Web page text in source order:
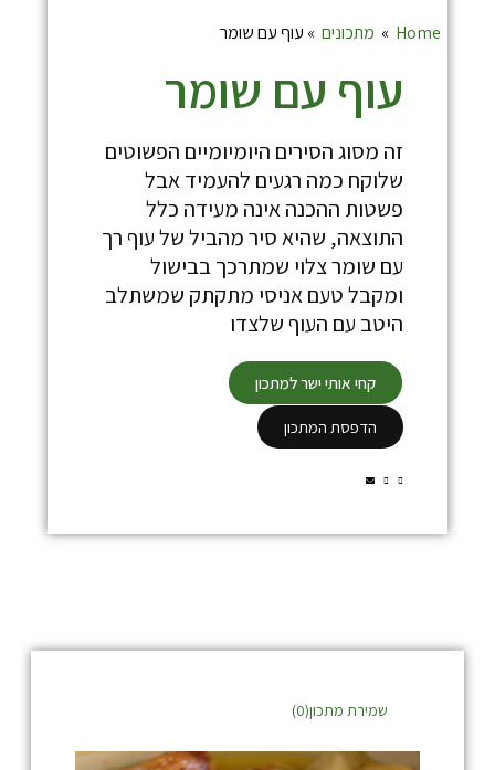
Home
» מתכונים » עוף עם שומר
עוף עם שומר
זה מסוג הסירים היומיומיים הפשוטים
שלוקח כמה רגעים להעמיד אבל
פשטות ההכנה אינה מעידה כלל
התוצאה, שהיא סיר מהביל של עוף רך
עם שומר צלוי שמתרכך בבישול
ומקבל טעם אניסי מתקתק שמשתלב
היטב עם העוף שלצדו
קחי אותי ישר למתכון
הדפסת המתכון
שמירת מתכון(0
)